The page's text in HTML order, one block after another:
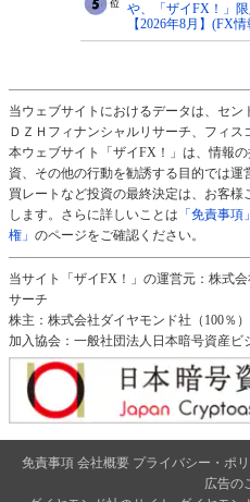
や、「ザイFX！」
【2026年8月】(FX
当ウェブサイトにおけるデータは、セン
ＤＺＨフィナンシャルリサーチ、フィス
本ウェブサイト「ザイFX！」は、情報
資、その他の行動を勧誘する目的では
買レートなど投資の最終決定は、お客
します。さらに詳しいことは 「免責事項」
権」 のページをご確認ください。
当サイト「ザイFX！」の運営元：株式
サーチ
株主：株式会社ダイヤモンド社（100％）
加入協会：一般社団法人日本暗号資産ビ
免責事項 会社概要 プライバシー・ポ
広告の